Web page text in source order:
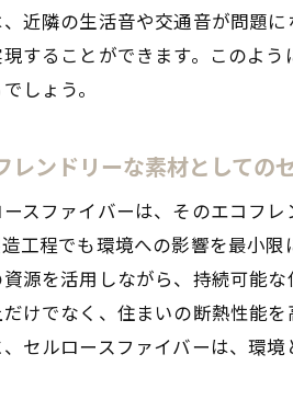
近隣の生活音や交通音が問題
することができます。このよ
しょう。
レンドリーな素材としての
スファイバーは、そのエコフ
工程でも環境への影響を最小
源を活用しながら、持続可能
けでなく、住まいの断熱性能
、セルロースファイバーは、環